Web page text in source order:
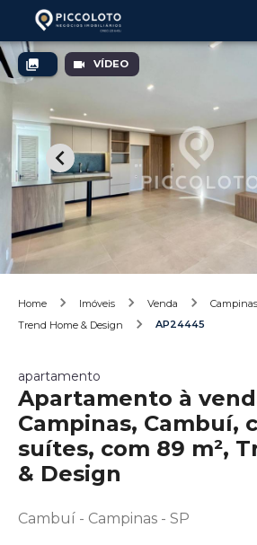
VÍDEO
Home Imóveis Venda Campinas
Trend Home & Design
AP24445
apartamento
Apartamento à
Campinas, Cambuí,
suítes, com 89 m²,
& Design
Cambuí - Campinas - SP